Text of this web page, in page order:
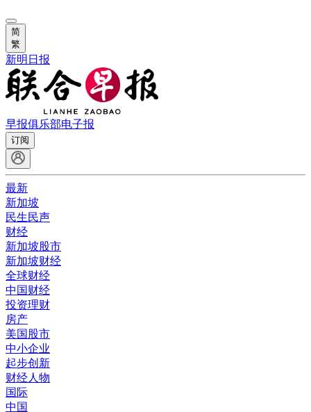
简
繁
新明日报
早报俱乐部电子报
订阅
最新
新加坡
民生民声
财经
新加坡股市
新加坡财经
全球财经
中国财经
投资理财
房产
美国股市
中小企业
起步创新
财经人物
国际
中国